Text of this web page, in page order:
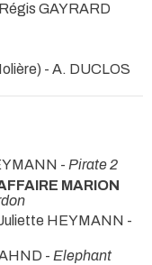
GAYRARD
- A. DUCLOS
- Pirate 2
MARION
HEYMANN -
- Elephant